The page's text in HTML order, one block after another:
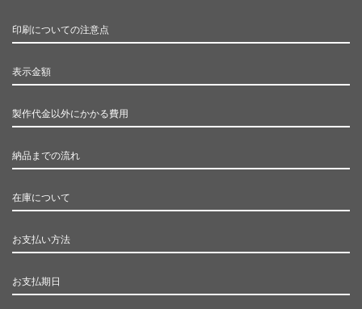
印刷についての注意点
表示金額
製作代金以外にかかる費用
納品までの流れ
在庫について
お支払い方法
お支払期日